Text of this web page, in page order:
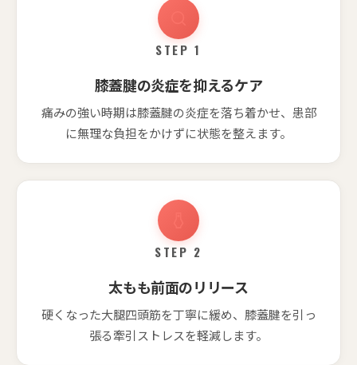
STEP 1
膝蓋腱の炎症を抑えるケア
痛みの強い時期は膝蓋腱の炎症を落ち着かせ、患部
に無理な負担をかけずに状態を整えます。
STEP 2
太もも前面のリリース
硬くなった大腿四頭筋を丁寧に緩め、膝蓋腱を引っ
張る牽引ストレスを軽減します。